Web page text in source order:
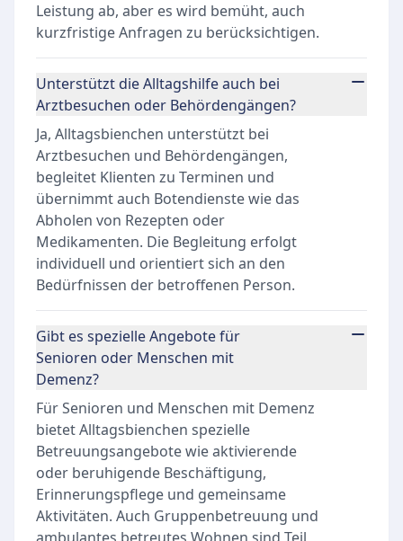
Leistung ab, aber es wird bemüht, auch
kurzfristige Anfragen zu berücksichtigen.
Unterstützt die Alltagshilfe auch bei
Arztbesuchen oder Behördengängen?
Ja, Alltagsbienchen unterstützt bei
Arztbesuchen und Behördengängen,
begleitet Klienten zu Terminen und
übernimmt auch Botendienste wie das
Abholen von Rezepten oder
Medikamenten. Die Begleitung erfolgt
individuell und orientiert sich an den
Bedürfnissen der betroffenen Person.
Gibt es spezielle Angebote für
Senioren oder Menschen mit
Demenz?
Für Senioren und Menschen mit Demenz
bietet Alltagsbienchen spezielle
Betreuungsangebote wie aktivierende
oder beruhigende Beschäftigung,
Erinnerungspflege und gemeinsame
Aktivitäten. Auch Gruppenbetreuung und